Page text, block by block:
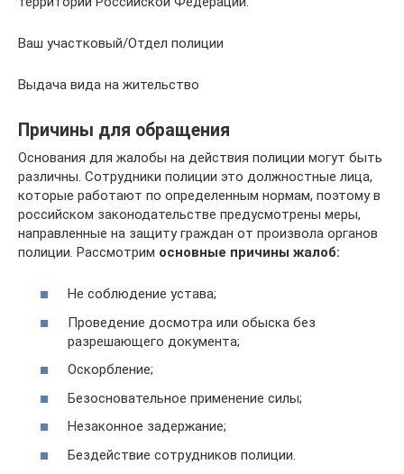
Ваш участковый/Отдел полиции
Выдача вида на жительство
Причины для обращения
Основания для жалобы на действия полиции могут быть
различны. Сотрудники полиции это должностные лица,
которые работают по определенным нормам, поэтому в
российском законодательстве предусмотрены меры,
направленные на защиту граждан от произвола органов
полиции. Рассмотрим основные причины жалоб:
Не соблюдение устава;
Проведение досмотра или обыска без
разрешающего документа;
Оскорбление;
Безосновательное применение силы;
Незаконное задержание;
Бездействие сотрудников полиции.